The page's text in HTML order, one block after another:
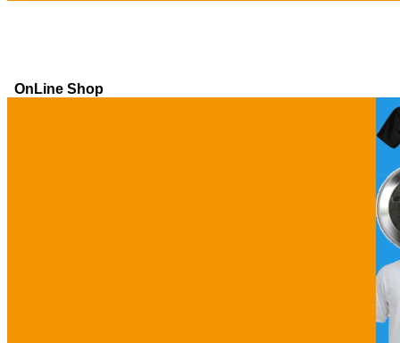
OnLine Shop